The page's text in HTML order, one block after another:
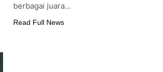
berbagai juara…
Read Full News